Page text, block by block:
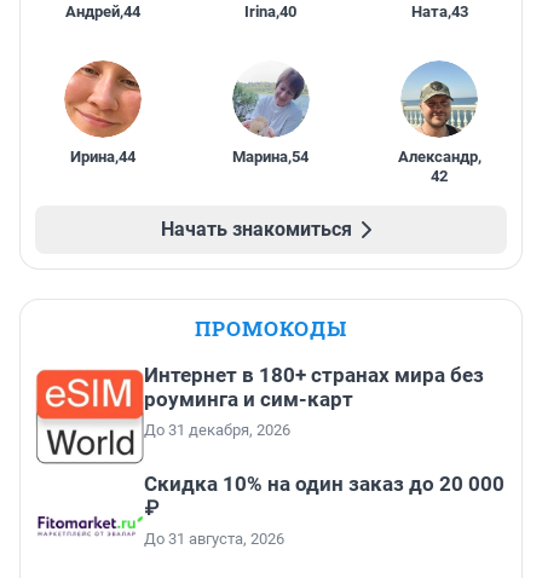
Андрей,44 Irina,40 Ната,43
Ирина,44 Марина,54 Александр,
42
Начать знакомиться
ПРОМОКОДЫ
Интернет в 180+ странах мира без
роуминга и сим-карт
До 31 декабря, 2026
Скидка 10% на один заказ до 20 000
₽
До 31 августа, 2026